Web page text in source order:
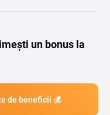
un bonus la
de beneficii 💰